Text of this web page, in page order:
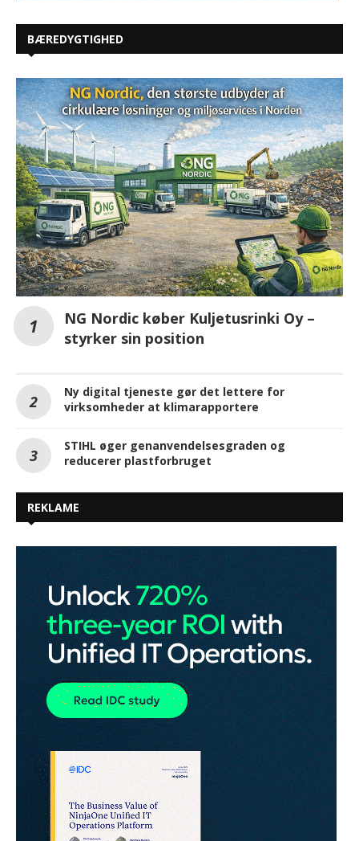
BÆREDYGTIGHED
NG Nordic køber Kuljetusrinki Oy –
styrker sin position
Ny digital tjeneste gør det lettere for
virksomheder at klimarapportere
STIHL øger genanvendelsesgraden og
reducerer plastforbruget
REKLAME